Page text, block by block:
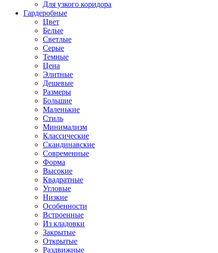
Для узкого коридора
Гардеробные
Цвет
Белые
Светлые
Серые
Темные
Цена
Элитные
Дешевые
Размеры
Большие
Маленькие
Стиль
Минимализм
Классические
Скандинавские
Современные
Форма
Высокие
Квадратные
Угловые
Низкие
Особенности
Встроенные
Из кладовки
Закрытые
Открытые
Раздвижные